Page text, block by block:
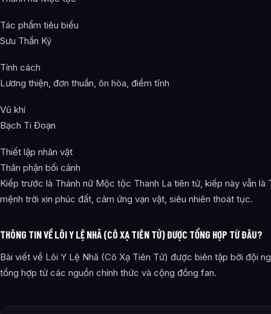
Tác phẩm tiêu biểu
Sưu Thần Ký
Tính cách
Lương thiện, đơn thuần, ôn hòa, điềm tĩnh
Vũ khí
Bạch Ti Đoạn
Thiết lập nhân vật
Thân phận bối cảnh
Kiếp trước là Thánh nữ Mộc tộc Thanh La tiên tử, kiếp này vẫn là
mệnh trời xin phúc đất, cảm ứng vạn vật, siêu nhiên thoát tục.
THÔNG TIN VỀ LÔI Y LỆ NHÃ (CÔ XẠ TIÊN TỬ) ĐƯỢC TỔNG HỢP TỪ ĐÂU?
Bài viết về Lôi Y Lệ Nhã (Cô Xạ Tiên Tử) được biên tập bởi đội
tổng hợp từ các nguồn chính thức và cộng đồng fan.